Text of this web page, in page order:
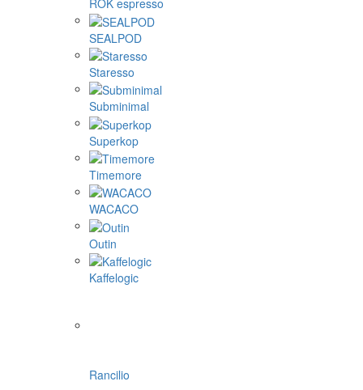
ROK espresso
SEALPOD
Staresso
Subminimal
Superkop
Timemore
WACACO
Outin
Kaffelogic
Rancilio